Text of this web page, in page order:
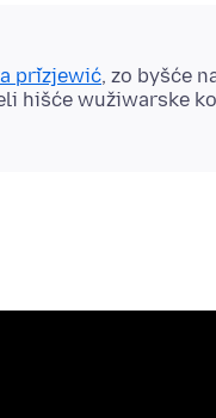
přizjewić, zo byšće
hišće wužiwarske